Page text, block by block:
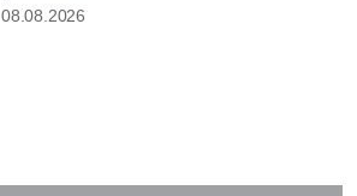
08.08.2026